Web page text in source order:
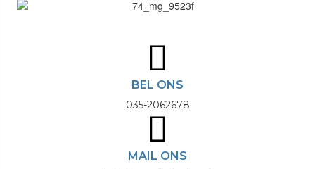
Bouton
BEL ONS
035-2062678
MAIL ONS